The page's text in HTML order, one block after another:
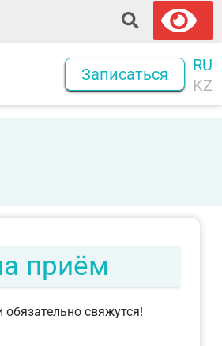
Записаться
RU
KZ
приём
свяжутся!